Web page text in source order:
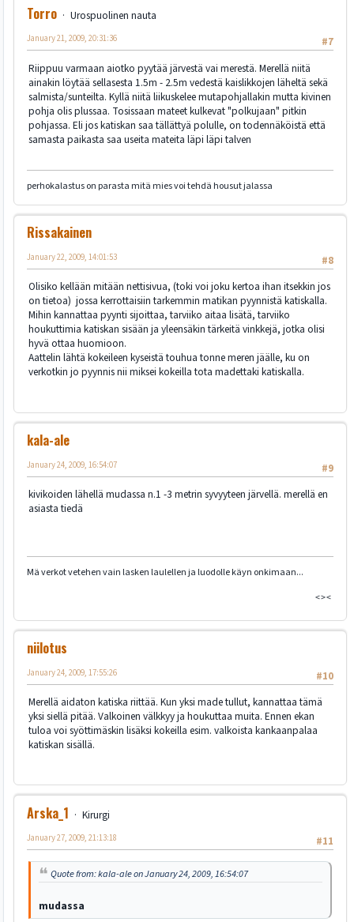
Torro
Urospuolinen nauta
#7
January 21, 2009, 20:31:36
Riippuu varmaan aiotko pyytää järvestä vai merestä. Merellä niitä
ainakin löytää sellasesta 1.5m - 2.5m vedestä kaislikkojen läheltä sekä
salmista/sunteilta. Kyllä niitä liikuskelee mutapohjallakin mutta kivinen
pohja olis plussaa. Tosissaan mateet kulkevat "polkujaan" pitkin
pohjassa. Eli jos katiskan saa tällättyä polulle, on todennäköistä että
samasta paikasta saa useita mateita läpi läpi talven
perhokalastus on parasta mitä mies voi tehdä housut jalassa
Rissakainen
#8
January 22, 2009, 14:01:53
Olisiko kellään mitään nettisivua, (toki voi joku kertoa ihan itsekkin jos
on tietoa) jossa kerrottaisiin tarkemmin matikan pyynnistä katiskalla.
Mihin kannattaa pyynti sijoittaa, tarviiko aitaa lisätä, tarviiko
houkuttimia katiskan sisään ja yleensäkin tärkeitä vinkkejä, jotka olisi
hyvä ottaa huomioon.
Aattelin lähtä kokeileen kyseistä touhua tonne meren jäälle, ku on
verkotkin jo pyynnis nii miksei kokeilla tota madettaki katiskalla.
kala-ale
#9
January 24, 2009, 16:54:07
kivikoiden lähellä mudassa n.1 -3 metrin syvyyteen järvellä. merellä en
asiasta tiedä
Mä verkot vetehen vain lasken laulellen ja luodolle käyn onkimaan...
<><
niilotus
#10
January 24, 2009, 17:55:26
Merellä aidaton katiska riittää. Kun yksi made tullut, kannattaa tämä
yksi siellä pitää. Valkoinen välkkyy ja houkuttaa muita. Ennen ekan
tuloa voi syöttimäskin lisäksi kokeilla esim. valkoista kankaanpalaa
katiskan sisällä.
Arska_1
Kirurgi
#11
January 27, 2009, 21:13:18
Quote from: kala-ale on January 24, 2009, 16:54:07
mudassa